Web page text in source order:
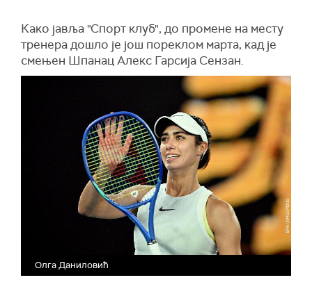
Како јавља "Спорт клуб", до промене на месту
тренера дошло је још пореклом марта, кад је
смењен Шпанац Алекс Гарсија Сензан.
Олга Даниловић